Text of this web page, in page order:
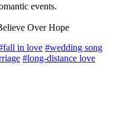
events.
Over Hope
in love #wedding song
#long-distance love